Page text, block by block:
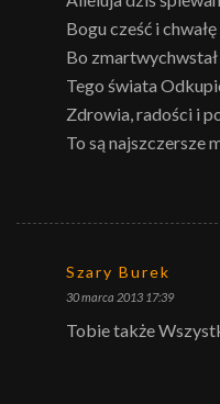
Bogu cześć i
Bo
Tego świata
Zdrowia, radości i
To są najszczersze
Szary Burek
30 marca 2013 17:39
Tobie także